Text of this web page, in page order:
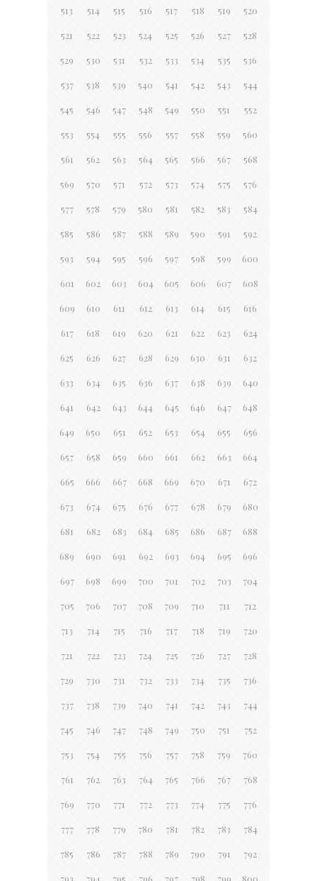
513 514 515 516 517 518 519 520
521 522 523 524 525 526 527 528
529 530 531 532 533 534 535 536
537 538 539 540 541 542 543 544
545 546 547 548 549 550 551 552
553 554 555 556 557 558 559 560
561 562 563 564 565 566 567 568
569 570 571 572 573 574 575 576
577 578 579 580 581 582 583 584
585 586 587 588 589 590 591 592
593 594 595 596 597 598 599 600
601 602 603 604 605 606 607 608
609 610 611 612 613 614 615 616
617 618 619 620 621 622 623 624
625 626 627 628 629 630 631 632
633 634 635 636 637 638 639 640
641 642 643 644 645 646 647 648
649 650 651 652 653 654 655 656
657 658 659 660 661 662 663 664
665 666 667 668 669 670 671 672
673 674 675 676 677 678 679 680
681 682 683 684 685 686 687 688
689 690 691 692 693 694 695 696
697 698 699 700 701 702 703 704
705 706 707 708 709 710 711 712
713 714 715 716 717 718 719 720
721 722 723 724 725 726 727 728
729 730 731 732 733 734 735 736
737 738 739 740 741 742 743 744
745 746 747 748 749 750 751 752
753 754 755 756 757 758 759 760
761 762 763 764 765 766 767 768
769 770 771 772 773 774 775 776
777 778 779 780 781 782 783 784
785 786 787 788 789 790 791 792
793 794 795 796 797 798 799 800